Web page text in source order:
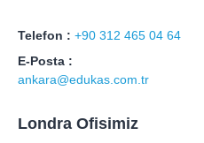
Telefon : +90 312 465 04 64
E-Posta :
ankara@edukas.com.tr
Londra Ofisimiz